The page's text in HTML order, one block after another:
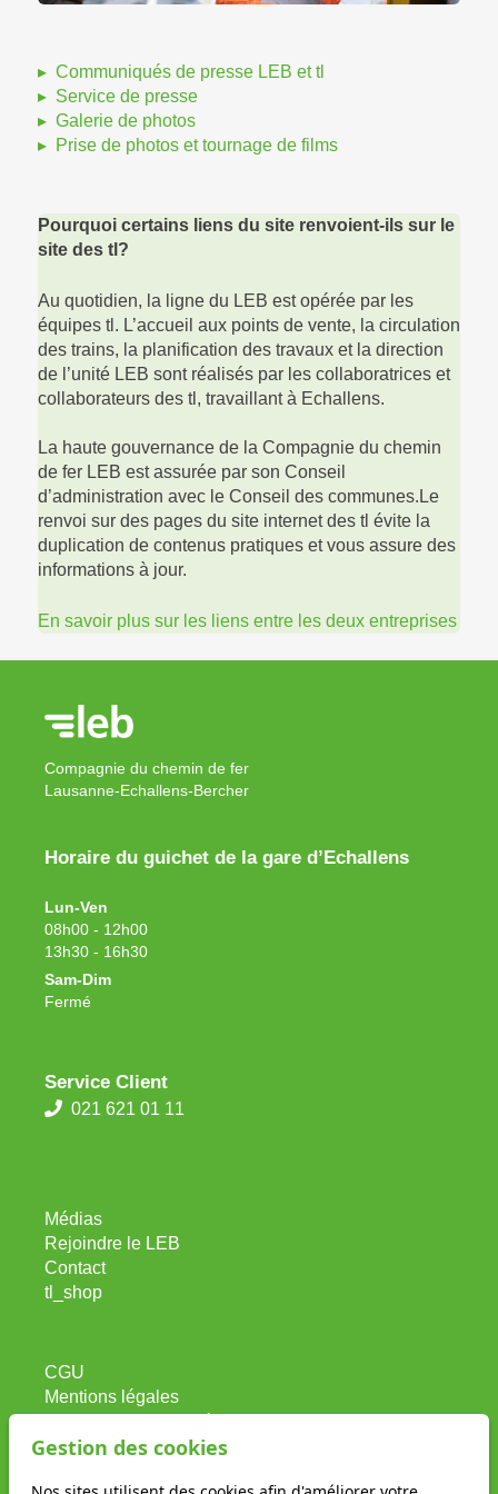
Communiqués de presse LEB et tl
Service de presse
Galerie de photos
Prise de photos et tournage de films
Pourquoi certains liens du site renvoient-ils sur le
site des tl?
Au quotidien, la ligne du LEB est opérée par les
équipes tl. L’accueil aux points de vente, la circulation
des trains, la planification des travaux et la direction
de l’unité LEB sont réalisés par les collaboratrices et
collaborateurs des tl, travaillant à Echallens.
La haute gouvernance de la Compagnie du chemin
de fer LEB est assurée par son Conseil
d’administration avec le Conseil des communes.Le
renvoi sur des pages du site internet des tl évite la
duplication de contenus pratiques et vous assure des
informations à jour.
En savoir plus sur les liens entre les deux entreprises
Compagnie du chemin de fer
Lausanne-Echallens-Bercher
Horaire du guichet de la gare d’Echallens
Lun-Ven
08h00 - 12h00
13h30 - 16h30
Sam-Dim
Fermé
Service Client
021 621 01 11
Médias
Rejoindre le LEB
Contact
tl_shop
CGU
Mentions légales
Accès au réseau ferré
Gestion des cookies